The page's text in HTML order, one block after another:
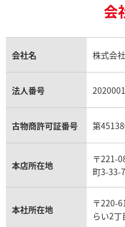
金貨買取
貴金属買取
銀・シルバー買取
パラジウム買取
トパーズ買取
タンザナイト買取
キャッツアイ買取
アクアマリン買取
ロレックス エクスプローラー
ロレックス デイトジャスト買
パテック フィリップノーチラ
ヴァシュロン・コンスタンタ
オメガ買取
カルティエ買取
フランク ミュラー買取
リシャール・ミル買取
パネライ買取
チューダー（チュードル）買取
シャネル マトラッセ買取
セリーヌ買取
プラダ買取
ヴァンクリーフ＆アーペル買取
ショーメ買取
ダミアーニ買取
モーブッサン買取
会
会社名 株式会
法人番号
古物商許可証番号 第
本店所在地
〒221-
町3-33-
本社所在地
〒220-
らい2